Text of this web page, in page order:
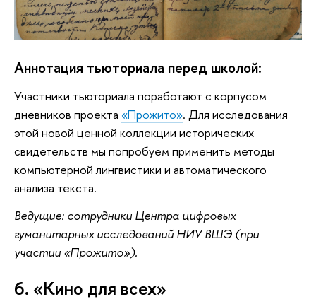
Аннотация тьюториала перед школой:
Участники тьюториала поработают с корпусом
дневников проекта «Прожито». Для исследования
этой новой ценной коллекции исторических
свидетельств мы попробуем применить методы
компьютерной лингвистики и автоматического
анализа текста.
Ведущие: сотрудники Центра цифровых
гуманитарных исследований НИУ ВШЭ (при
участии «Прожито»).
6. «Кино для всех»